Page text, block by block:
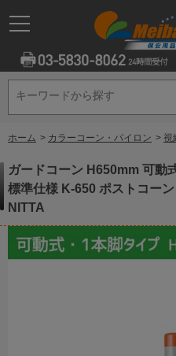
キーワードから探す
キーワードから探す
ホーム > カラーコーン・パイロン > 視
ガードコーン H650mm 可動
標準仕様 K-650 ポストコー
NITTA